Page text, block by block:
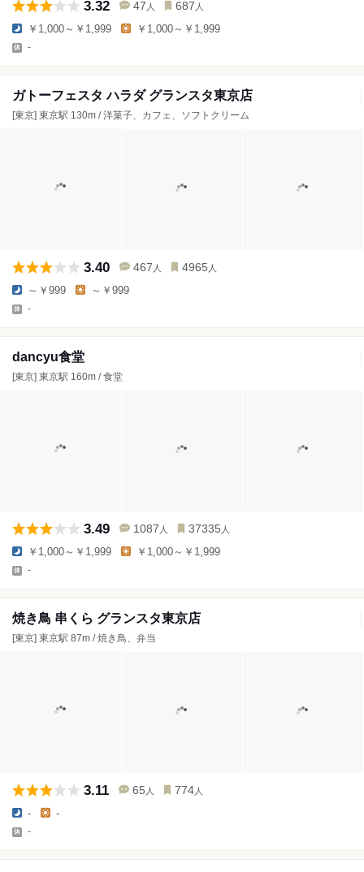
3.32 47 人 687 人
￥1,000～￥1,999 ￥1,000～￥1,999
-
ガトーフェスタ ハラダ グランスタ東京店
[東京] 東京駅 130m / 洋菓子、カフェ、ソフトクリーム
3.40 467 人 4965 人
～￥999 ～￥999
-
dancyu食堂
[東京] 東京駅 160m / 食堂
3.49 1087 人 37335 人
￥1,000～￥1,999 ￥1,000～￥1,999
-
焼き鳥 串くら グランスタ東京店
[東京] 東京駅 87m / 焼き鳥、弁当
3.11 65 人 774 人
- -
-